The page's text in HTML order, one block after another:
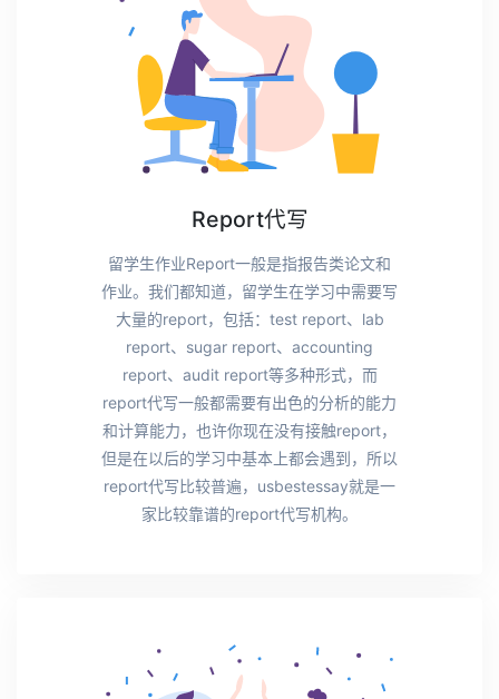
Report代写
留学生作业Report一般是指报告类论文和
作业。我们都知道，留学生在学习中需要写
大量的report，包括：test report、lab
report、sugar report、accounting
report、audit report等多种形式，而
report代写一般都需要有出色的分析的能力
和计算能力，也许你现在没有接触report，
但是在以后的学习中基本上都会遇到，所以
report代写比较普遍，usbestessay就是一
家比较靠谱的report代写机构。